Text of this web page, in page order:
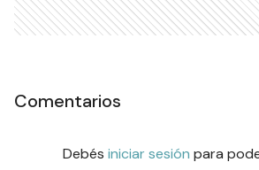
Comentarios
Debés iniciar sesión para